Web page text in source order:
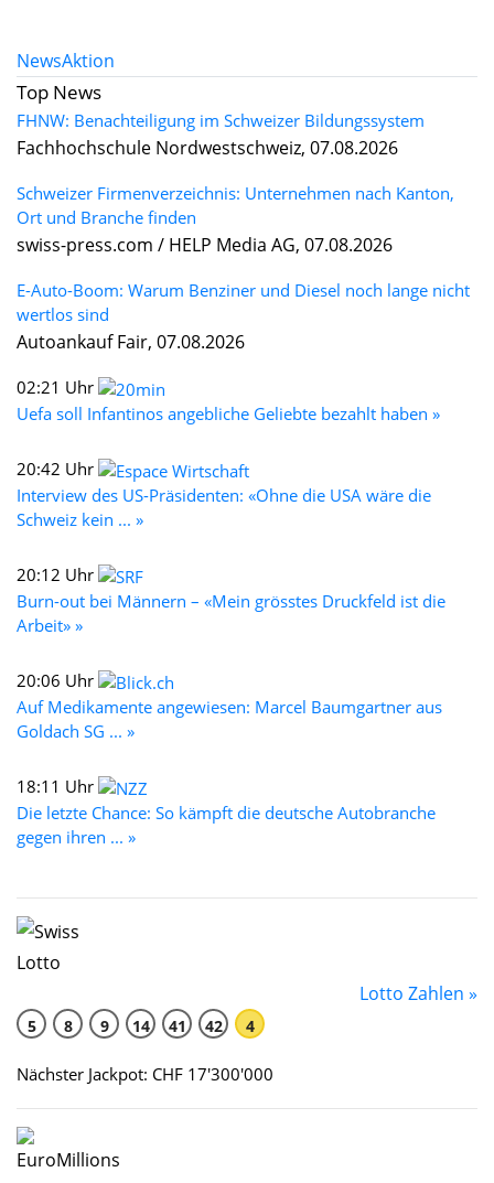
NewsAktion
Top News
FHNW: Benachteiligung im Schweizer Bildungssystem
Fachhochschule Nordwestschweiz, 07.08.2026
Schweizer Firmenverzeichnis: Unternehmen nach Kanton,
Ort und Branche finden
swiss-press.com / HELP Media AG, 07.08.2026
E-Auto-Boom: Warum Benziner und Diesel noch lange nicht
wertlos sind
Autoankauf Fair, 07.08.2026
02:21 Uhr
Uefa soll Infantinos angebliche Geliebte bezahlt haben »
20:42 Uhr
Interview des US-Präsidenten: «Ohne die USA wäre die
Schweiz kein ... »
20:12 Uhr
Burn-out bei Männern – «Mein grösstes Druckfeld ist die
Arbeit» »
20:06 Uhr
Auf Medikamente angewiesen: Marcel Baumgartner aus
Goldach SG ... »
18:11 Uhr
Die letzte Chance: So kämpft die deutsche Autobranche
gegen ihren ... »
Lotto Zahlen »
5 8 9 14 41 42 4
Nächster Jackpot: CHF 17'300'000